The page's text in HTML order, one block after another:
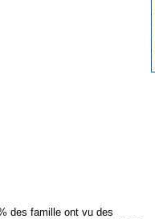
des famille ont vu des